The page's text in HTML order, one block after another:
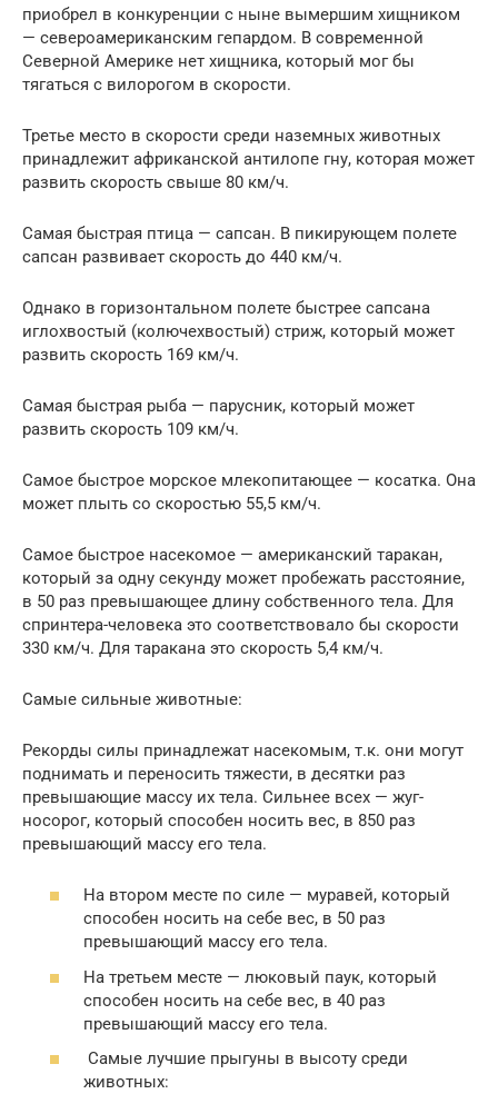
приобрел в конкуренции с ныне вымершим хищником
— североамериканским гепардом. В современной
Северной Америке нет хищника, который мог бы
тягаться с вилорогом в скорости.
Третье место в скорости среди наземных животных
принадлежит африканской антилопе гну, которая может
развить скорость свыше 80 км/ч.
Самая быстрая птица — сапсан. В пикирующем полете
сапсан развивает скорость до 440 км/ч.
Однако в горизонтальном полете быстрее сапсана
иглохвостый (колючехвостый) стриж, который может
развить скорость 169 км/ч.
Самая быстрая рыба — парусник, который может
развить скорость 109 км/ч.
Самое быстрое морское млекопитающее — косатка. Она
может плыть со скоростью 55,5 км/ч.
Самое быстрое насекомое — американский таракан,
который за одну секунду может пробежать расстояние,
в 50 раз превышающее длину собственного тела. Для
спринтера-человека это соответствовало бы скорости
330 км/ч. Для таракана это скорость 5,4 км/ч.
Самые сильные животные:
Рекорды силы принадлежат насекомым, т.к. они могут
поднимать и переносить тяжести, в десятки раз
превышающие массу их тела. Сильнее всех — жуг-
носорог, который способен носить вес, в 850 раз
превышающий массу его тела.
На втором месте по силе — муравей, который
способен носить на себе вес, в 50 раз
превышающий массу его тела.
На третьем месте — люковый паук, который
способен носить на себе вес, в 40 раз
превышающий массу его тела.
Самые лучшие прыгуны в высоту среди
животных: